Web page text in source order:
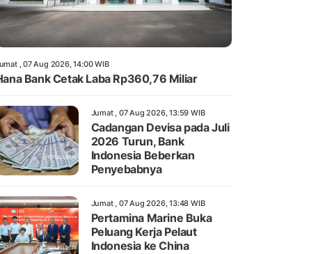
, 07 Aug 2026, 14:00 WIB
Bank Cetak Laba Rp360,76 Miliar
Jumat , 07 Aug 2026, 13:59 WIB
Cadangan Devisa pada Juli
2026 Turun, Bank
Indonesia Beberkan
Penyebabnya
Jumat , 07 Aug 2026, 13:48 WIB
Pertamina Marine Buka
Peluang Kerja Pelaut
Indonesia ke China